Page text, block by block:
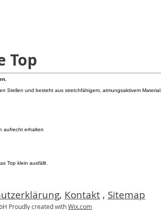
Top
Stellen und besteht aus stretchfähigem, atmungsaktivem Material.
aufrecht erhalten
Top klein ausfällt.
Proudly created withWix.com
, Kontakt , Sitemap